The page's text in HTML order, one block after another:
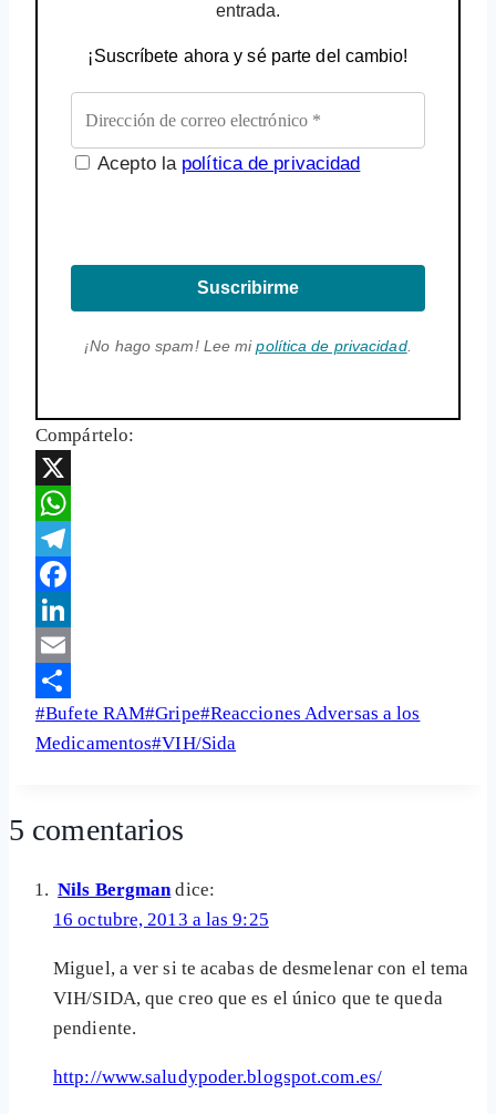
entrada.
¡Suscríbete ahora y sé parte del cambio!
Acepto la política de privacidad
Suscribirme
¡No hago spam! Lee mipolítica de privacidad.
Compártelo:
X
WhatsApp
Telegram
Facebook
LinkedIn
Email
Share
Etiquetas
de
#Bufete RAM#Gripe#Reacciones Adversas a los
Medicamentos#VIH/Sida
5 comentarios
Nils Bergman dice:
16 octubre, 2013 a las 9:25
Miguel, a ver si te acabas de desmelenar con el tema
VIH/SIDA, que creo que es el único que te queda
pendiente.
http://www.saludypoder.blogspot.com.es/